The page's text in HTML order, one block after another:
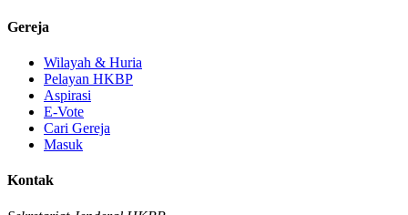
Gereja
Wilayah & Huria
Pelayan HKBP
Aspirasi
E-Vote
Cari Gereja
Masuk
Kontak